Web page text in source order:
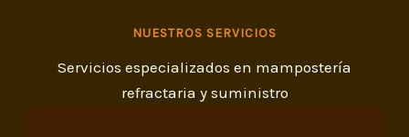
NUESTROS SERVICIOS
Servicios especializados en mampostería
refractaria y suministro